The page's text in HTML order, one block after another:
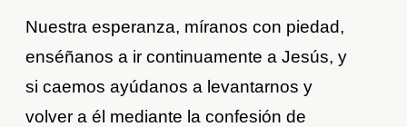
Nuestra esperanza, míranos con piedad,
enséñanos a ir continuamente a Jesús, y
si caemos ayúdanos a levantarnos y
volver a él mediante la confesión de